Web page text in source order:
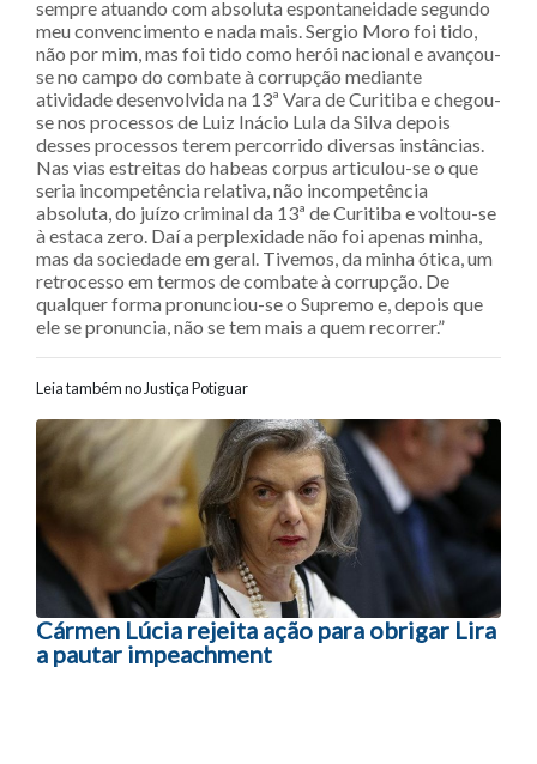
sempre atuando com absoluta espontaneidade segundo
meu convencimento e nada mais. Sergio Moro foi tido,
não por mim, mas foi tido como herói nacional e avançou-
se no campo do combate à corrupção mediante
atividade desenvolvida na 13ª Vara de Curitiba e chegou-
se nos processos de Luiz Inácio Lula da Silva depois
desses processos terem percorrido diversas instâncias.
Nas vias estreitas do habeas corpus articulou-se o que
seria incompetência relativa, não incompetência
absoluta, do juízo criminal da 13ª de Curitiba e voltou-se
à estaca zero. Daí a perplexidade não foi apenas minha,
mas da sociedade em geral. Tivemos, da minha ótica, um
retrocesso em termos de combate à corrupção. De
qualquer forma pronunciou-se o Supremo e, depois que
ele se pronuncia, não se tem mais a quem recorrer.”
Leia também no Justiça Potiguar
Navegação entre posts
Cármen Lúcia rejeita ação para obrigar Lira
a pautar impeachment